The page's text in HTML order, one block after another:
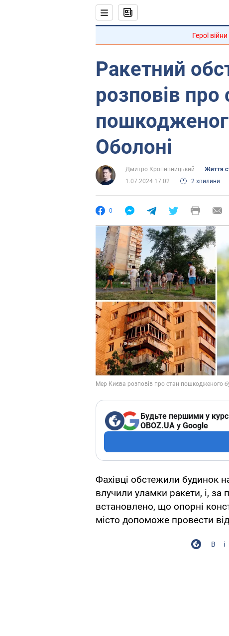
Герої війни
Ракетний
розповів про
Оболоні
Дмитро Кропивницький
Життя
1.07.2024 17:02
2 хвилини
0
Будьте першими у
OBOZ.UA у Google
Фахівці обстежили будинок
влучили уламки ракети, і,
встановлено, що опорні
місто допоможе провести